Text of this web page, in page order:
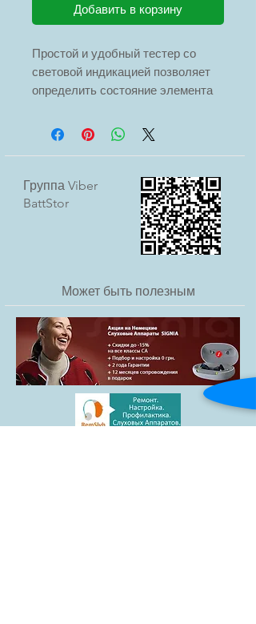
Добавить в корзину
Простой и удобный тестер со
световой индикацией позволяет
определить состояние элемента
светодиода укажет на примерный
остаточный заряд батарейки к
Группа Viber
BattStor
Может быть полезным